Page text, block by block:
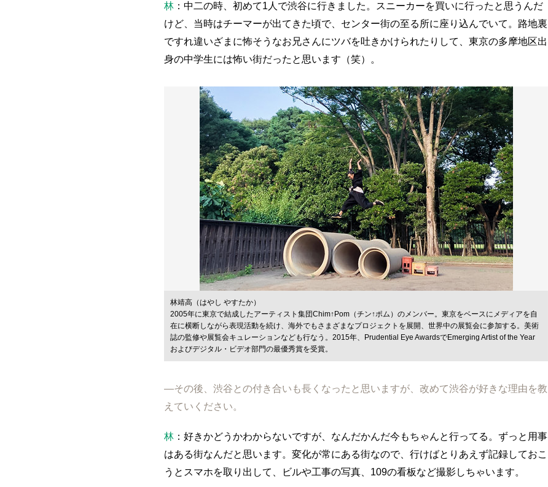
林 ：中二の時、初めて1人で渋谷に行きました。スニーカーを買いに行ったと思うんだ
けど、当時はチーマーが出てきた頃で、センター街の至る所に座り込んでいて。路地裏
ですれ違いざまに怖そうなお兄さんにツバを吐きかけられたりして、東京の多摩地区出
身の中学生には怖い街だったと思います（笑）。
林靖高（はやし やすたか）
2005年に東京で結成したアーティスト集団Chim↑Pom（チン↑ポム）のメンバー。東京をベースにメディアを自
在に横断しながら表現活動を続け、海外でもさまざまなプロジェクトを展開、世界中の展覧会に参加する。美術
誌の監修や展覧会キュレーションなども行なう。2015年、Prudential Eye AwardsでEmerging Artist of the Year
およびデジタル・ビデオ部門の最優秀賞を受賞。
―その後、渋谷との付き合いも長くなったと思いますが、改めて渋谷が好きな理由を教
えていください。
林 ：好きかどうかわからないですが、なんだかんだ今もちゃんと行ってる。ずっと用事
はある街なんだと思います。変化が常にある街なので、行けばとりあえず記録しておこ
うとスマホを取り出して、ビルや工事の写真、109の看板など撮影しちゃいます。